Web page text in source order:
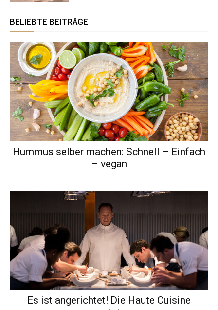
BELIEBTE BEITRÄGE
Hummus selber machen: Schnell – Einfach
– vegan
Es ist angerichtet! Die Haute Cuisine